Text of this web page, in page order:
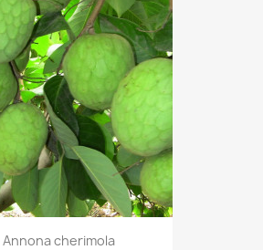
Annona cherimola